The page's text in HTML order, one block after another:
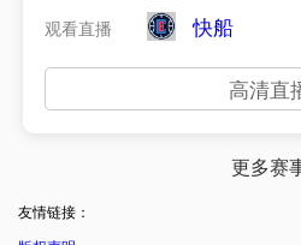
观看直播
快船
高清直
更多赛
友情链接：